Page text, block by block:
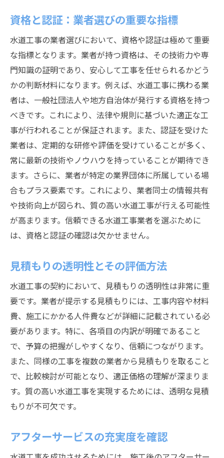
資格と認証：業者選びの重要な指標
水道工事の業者選びにおいて、資格や認証は極めて重要
な指標となります。業者が持つ資格は、その技術力や専
門知識の証明であり、安心して工事を任せられるかどう
かの判断材料になります。例えば、水道工事に携わる業
者は、一般社団法人や地方自治体が発行する資格を持つ
べきです。これにより、法律や規則に基づいた適正な工
事が行われることが保証されます。また、認証を受けた
業者は、定期的な研修や評価を受けていることが多く、
常に最新の技術やノウハウを持っていることが期待でき
ます。さらに、業者が特定の業界団体に所属している場
合もプラス要素です。これにより、業者同士の情報共有
や技術向上が図られ、質の高い水道工事が行える可能性
が高まります。信頼できる水道工事業者を選ぶために
は、資格と認証の確認は欠かせません。
見積もりの透明性とその評価方法
水道工事の契約において、見積もりの透明性は非常に重
要です。業者が提示する見積もりには、工事内容や材料
費、施工にかかる人件費などが詳細に記載されている必
要があります。特に、各項目の内訳が明確であること
で、予算の把握がしやすくなり、信頼につながります。
また、同様の工事を複数の業者から見積もりを取ること
で、比較検討が可能となり、適正価格の理解が深まりま
す。質の高い水道工事を実現するためには、透明な見積
もりが不可欠です。
アフターサービスの充実度を確認